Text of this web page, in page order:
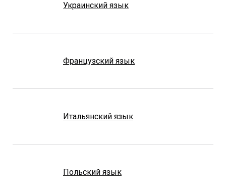
Украинский язык
Французский язык
Итальянский язык
Польский язык